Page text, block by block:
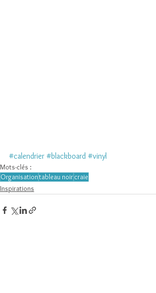
#calendrier #blackboard #vinyl
Mots-clés :
Organisationtableau noircraie
Inspirations